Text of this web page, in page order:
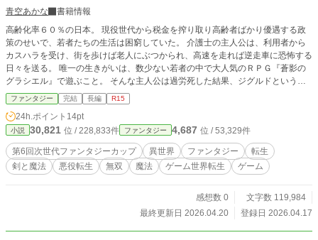
青空あかな
書籍情報
高齢化率６０％の日本。 現役世代から税金を搾り取り高齢者ばかり優遇する政
策のせいで、若者たちの生活は困窮していた。 介護士の主人公は、利用者から
カスハラを受け、街を歩けば老人にぶつかられ、高速を走れば逆走車に恐怖する
日々を送る。 唯一の生きがいは、数少ない若者の中で大人気のＲＰＧ『蒼影の
グラシエル』で遊ぶこと。 そんな主人公は過労死した結果、ジグルドという悪
役に転生した。 しかも懲役５０年の刑を終えた直後であり、もう６８歳だっ
た。 絶望するが、ここは遊び尽くしたゲーム世界だ。 どこかにある『若返りの
泉』を探し、若返って真の意味で人生をやり直すことを決めた。 すると、刑務
所近くの森で、ジグルドは獣人少女を連れた二人組の男に恐喝される。 （この
リア充どもが。……そうだ、老人になったんなら、逆に老害しまくってやるよ。
その後若返れば、ストレス解消できるし人生もやり直せるじゃねえか） ジグル
ドは男たちを殺す。 獣人少女は奴隷として奪い取り、旅を始めた。 魔導列車で
老人の立場を利用してやりたい放題。 全て、ただのストレス解消…………のは
たんだよ！」 「「私たちの代わりに正義の鉄槌を下してくださりありがとうご
ファンタジー 完結 長編 R15
24h.ポイント 14pt
小説 30,821 位 / 228,833件 ファンタジー 4,687 位 / 53,329件
第6回次世代ファンタジーカップ 異世界 ファンタジー
転生
剣と魔法
悪役転生 無双 魔法 ゲーム世界転生 ゲーム
感想数 0
文字数 119,984
最終更新日 2026.04.20
登録日 2026.04.17